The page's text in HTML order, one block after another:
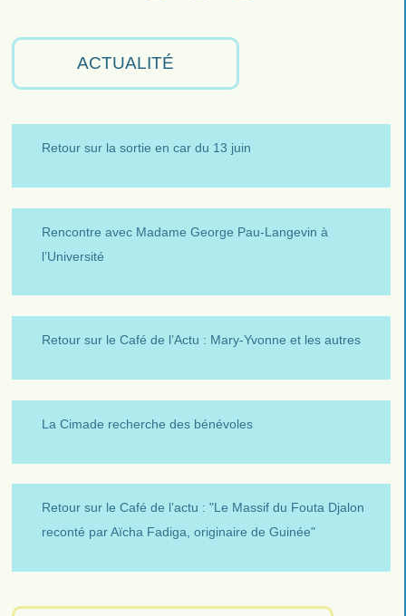
ACTUALITÉ
Retour sur la sortie en car du 13 juin
Rencontre avec Madame George Pau-Langevin à
l’Université
Retour sur le Café de l’Actu : Mary-Yvonne et les autres
La Cimade recherche des bénévoles
Retour sur le Café de l’actu : "Le Massif du Fouta Djalon
reconté par Aïcha Fadiga, originaire de Guinée"